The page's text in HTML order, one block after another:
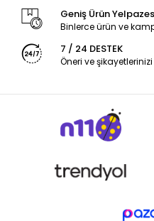
Geniş Ürün
Binlerce ürün ve
7 / 24 DESTEK
Öneri ve